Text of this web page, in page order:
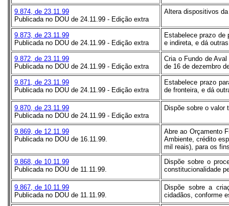
9.874, de 23.11.99
Publicada no DOU de 24.11.99 - Edição extra
Altera dispositivos
9.873, de 23.11.99
Publicada no DOU de 24.11.99 - Edição extra
Estabelece prazo de
e indireta, e dá
9.872, de 23.11.99
Publicada no DOU de 24.11.99 - Edição extra
Cria o Fundo de
de 16 de dezembro
9.871, de 23.11.99
Publicada no DOU de 24.11.99 - Edição extra
Estabelece prazo
de fronteira, e dá
9.870, de 23.11.99
Publicada no DOU de 24.11.99 - Edição extra
Dispõe sobre o
9.869, de 12.11.99
Publicada no DOU de 16.11.99.
Abre ao Orçamento
Ambiente, crédito
mil reais), para os
9.868, de 10.11.99
Publicada no DOU de 11.11.99.
Dispõe sobre o
constitucionalidade
9.867, de 10.11.99
Publicada no DOU de 11.11.99.
Dispõe sobre a
cidadãos, conforme